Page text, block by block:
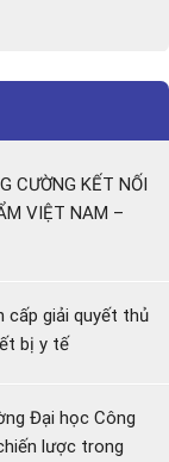
CƯỜNG KẾT NỐI
VIỆT NAM –
cấp giải quyết thủ
bị y tế
Đại học Công
lược trong